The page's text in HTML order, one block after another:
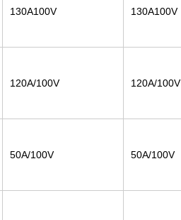
130A100V 130A100V
120A/100V 120A/100V
50A/100V 50A/100V